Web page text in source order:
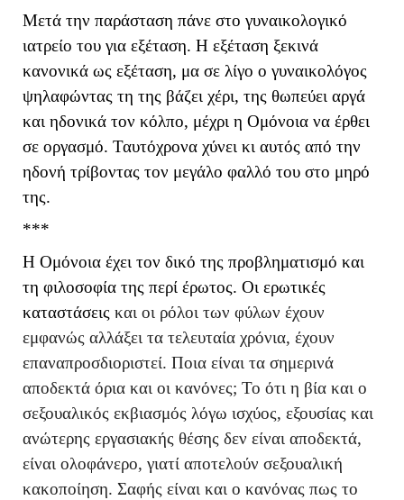
Μετά την παράσταση πάνε στο γυναικολογικό
ιατρείο του για εξέταση. Η εξέταση ξεκινά
κανονικά ως εξέταση, μα σε λίγο ο γυναικολόγος
ψηλαφώντας τη της βάζει χέρι, της θωπεύει αργά
και ηδονικά τον κόλπο, μέχρι η Ομόνοια να έρθει
σε οργασμό. Ταυτόχρονα χύνει κι αυτός από την
ηδονή τρίβοντας τον μεγάλο φαλλό του στο μηρό
της.
***
Η Ομόνοια έχει τον δικό της προβληματισμό και
τη φιλοσοφία της περί έρωτος. Οι ερωτικές
καταστάσεις και οι ρόλοι των φύλων έχουν
εμφανώς αλλάξει τα τελευταία χρόνια, έχουν
επαναπροσδιοριστεί. Ποια είναι τα σημερινά
αποδεκτά όρια και οι κανόνες; Το ότι η βία και ο
σεξουαλικός εκβιασμός λόγω ισχύος, εξουσίας και
ανώτερης εργασιακής θέσης δεν είναι αποδεκτά,
είναι ολοφάνερο, γιατί αποτελούν σεξουαλική
κακοποίηση. Σαφής είναι και ο κανόνας πως το